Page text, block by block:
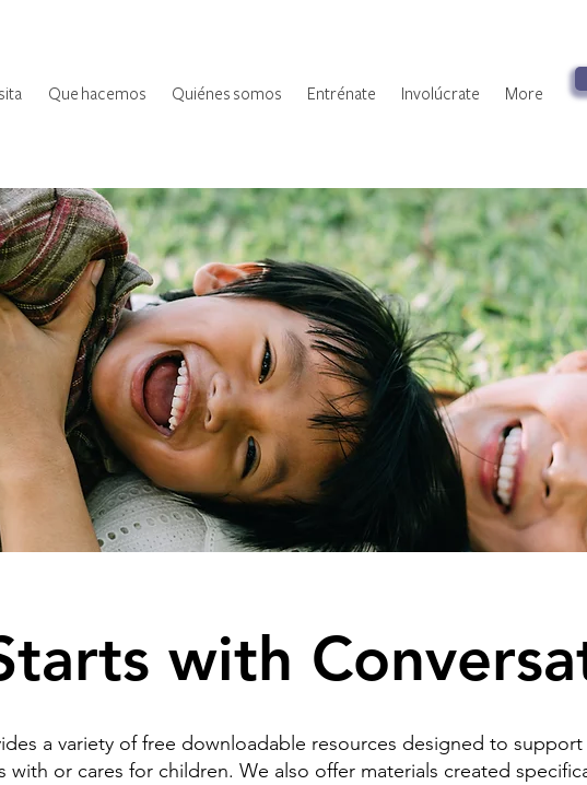
Que hacemos Quiénes somos Entrénate Involúcrate More
with
a variety of free downloadable resources designed to support
with or cares for children. We also offer materials created